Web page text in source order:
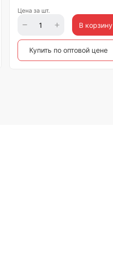
Цена за шт.
В корзину
Купить по оптовой цене